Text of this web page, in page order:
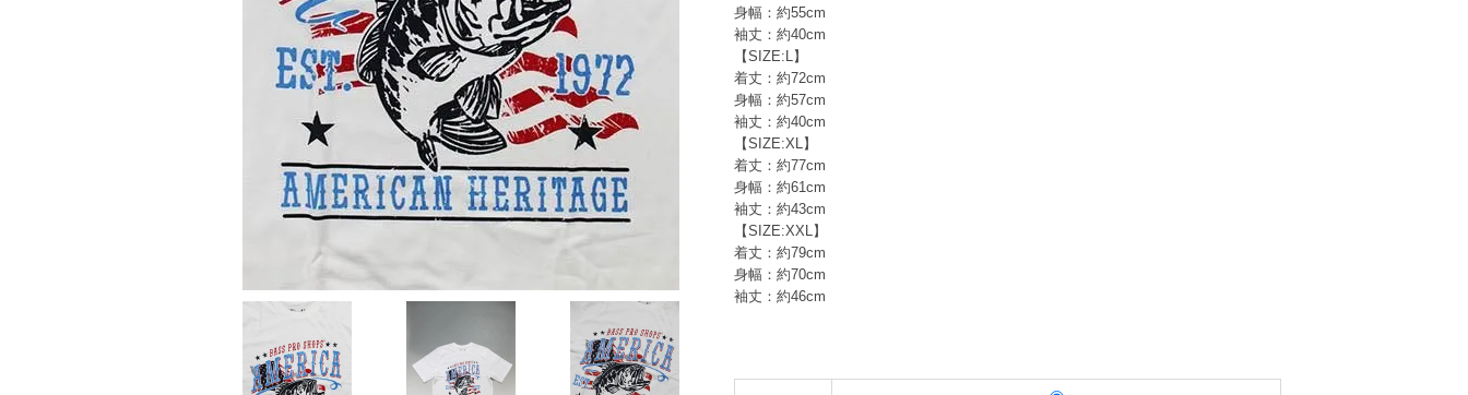
身幅：約55cm
袖丈：約40cm
【SIZE:L】
着丈：約72cm
身幅：約57cm
袖丈：約40cm
【SIZE:XL】
着丈：約77cm
身幅：約61cm
袖丈：約43cm
【SIZE:XXL】
着丈：約79cm
身幅：約70cm
袖丈：約46cm